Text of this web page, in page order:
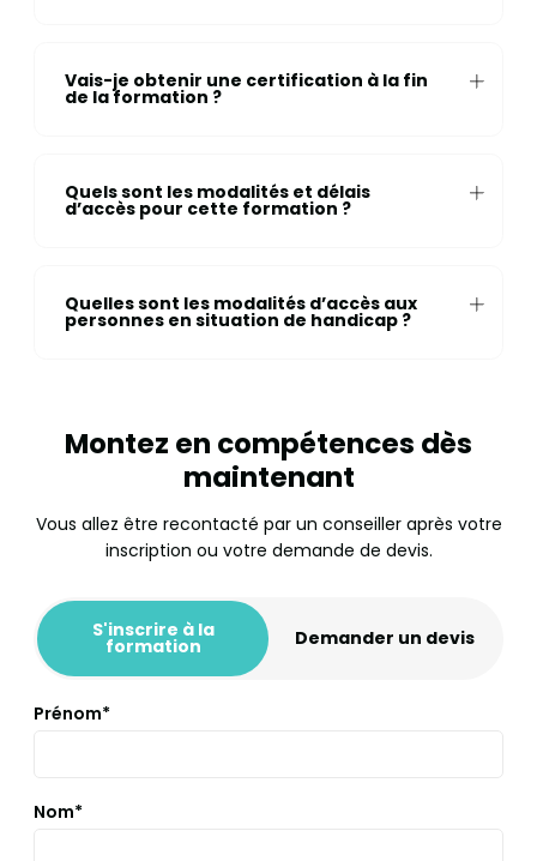
Vais-je obtenir une certification à la fin
de la formation ?
Quels sont les modalités et délais
d’accès pour cette formation ?
Quelles sont les modalités d’accès aux
personnes en situation de handicap ?
Montez en compétences dès
maintenant
Vous allez être recontacté par un conseiller après votre
inscription ou votre demande de devis.
S'inscrire à la
formation Demander un devis
Prénom*
Nom*